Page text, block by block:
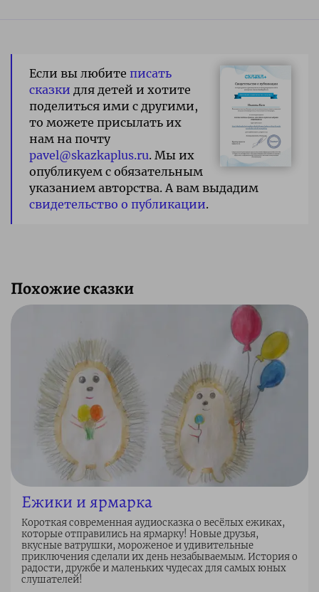
Если вы любите писать
сказки для детей и хотите
поделиться ими с другими,
то можете присылать их
нам на почту
pavel@skazkaplus.ru. Мы их
опубликуем с обязательным
указанием авторства. А вам выдадим
свидетельство о публикации.
Похожие сказки
Ежики и ярмарка
Короткая современная аудиосказка о весёлых ежиках,
которые отправились на ярмарку! Новые друзья,
вкусные ватрушки, мороженое и удивительные
приключения сделали их день незабываемым. История о
радости, дружбе и маленьких чудесах для самых юных
слушателей!